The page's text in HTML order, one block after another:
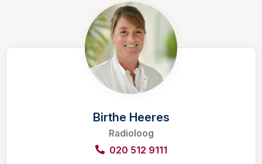
Birthe Heeres
Radioloog
020 512 9111